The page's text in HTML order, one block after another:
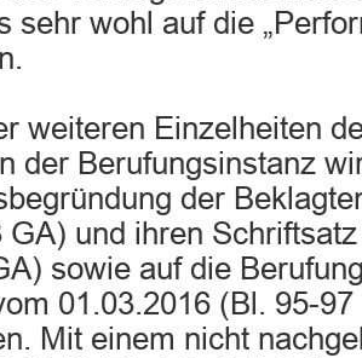
sehr wohl auf die
weiteren Einzelheiten
der Berufungsinstanz
der
GA) und ihren
sowie auf die
01.03.2016 (Bl. 95-
Mit einem nicht